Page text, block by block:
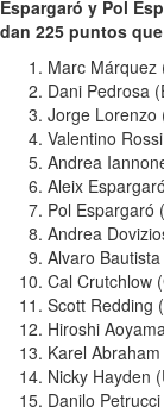
Espargaró y Pol
dan 225 puntos
Marc Márquez
Dani Pedrosa
Jorge Lorenzo
Valentino
Andrea
Aleix
Pol Espargaró
Andrea
Alvaro
Cal Crutchlow
Scott Redding
Hiroshi
Karel
Nicky Hayden
Danilo